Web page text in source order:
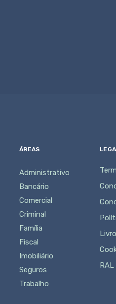
ÁREAS
Administrativo
Bancário
Comercial
Criminal
Família
Fiscal
Imobiliário
Seguros
Trabalho
RAL